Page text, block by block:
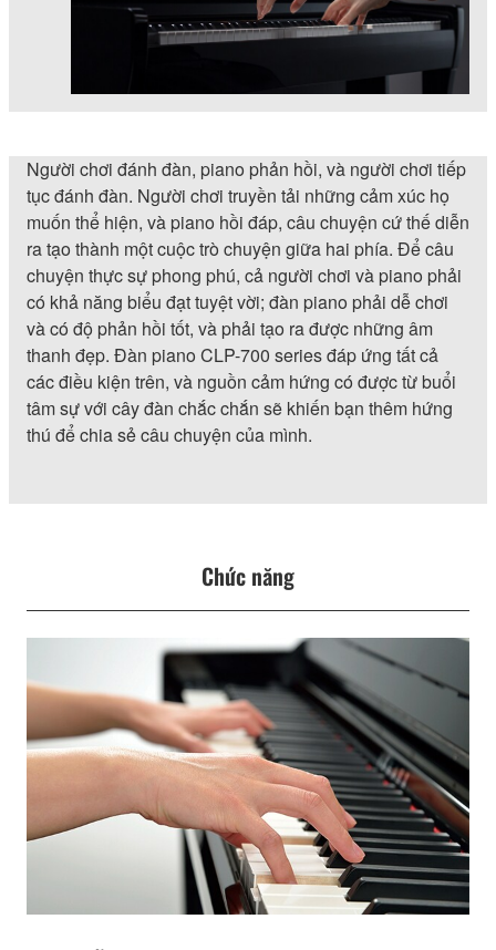
Người chơi đánh đàn, piano phản hồi, và người chơi tiếp
tục đánh đàn. Người chơi truyền tải những cảm xúc họ
muốn thể hiện, và piano hồi đáp, câu chuyện cứ thế diễn
ra tạo thành một cuộc trò chuyện giữa hai phía. Để câu
chuyện thực sự phong phú, cả người chơi và piano phải
có khả năng biểu đạt tuyệt vời; đàn piano phải dễ chơi
và có độ phản hồi tốt, và phải tạo ra được những âm
thanh đẹp. Đàn piano CLP-700 series đáp ứng tất cả
các điều kiện trên, và nguồn cảm hứng có được từ buổi
tâm sự với cây đàn chắc chắn sẽ khiến bạn thêm hứng
thú để chia sẻ câu chuyện của mình.
Chức năng